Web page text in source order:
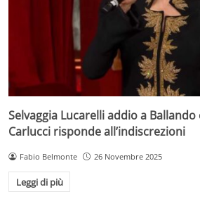
Selvaggia Lucarelli addio a
Carlucci risponde all’indiscrezioni
Fabio Belmonte 26 Novembre 2025
Leggi di più